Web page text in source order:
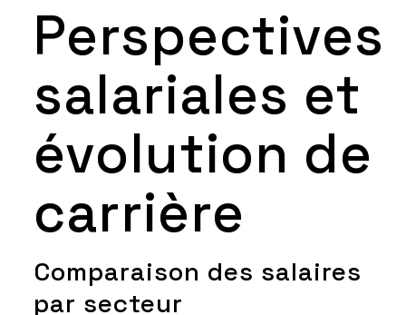
Perspectives
salariales et
évolution de
carrière
Comparaison des salaires
par secteur